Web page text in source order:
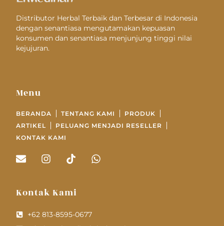
Distributor Herbal Terbaik dan Terbesar di Indonesia
dengan senantiasa mengutamakan kepuasan
konsumen dan senantiasa menjunjung tinggi nilai
kejujuran.
Menu
BERANDA TENTANG KAMI
PRODUK
ARTIKEL
PELUANG MENJADI RESELLER
KONTAK KAMI
Kontak Kami
+62 813-8595-0677